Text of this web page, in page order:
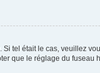
tel était le cas, veuillez
que le réglage du